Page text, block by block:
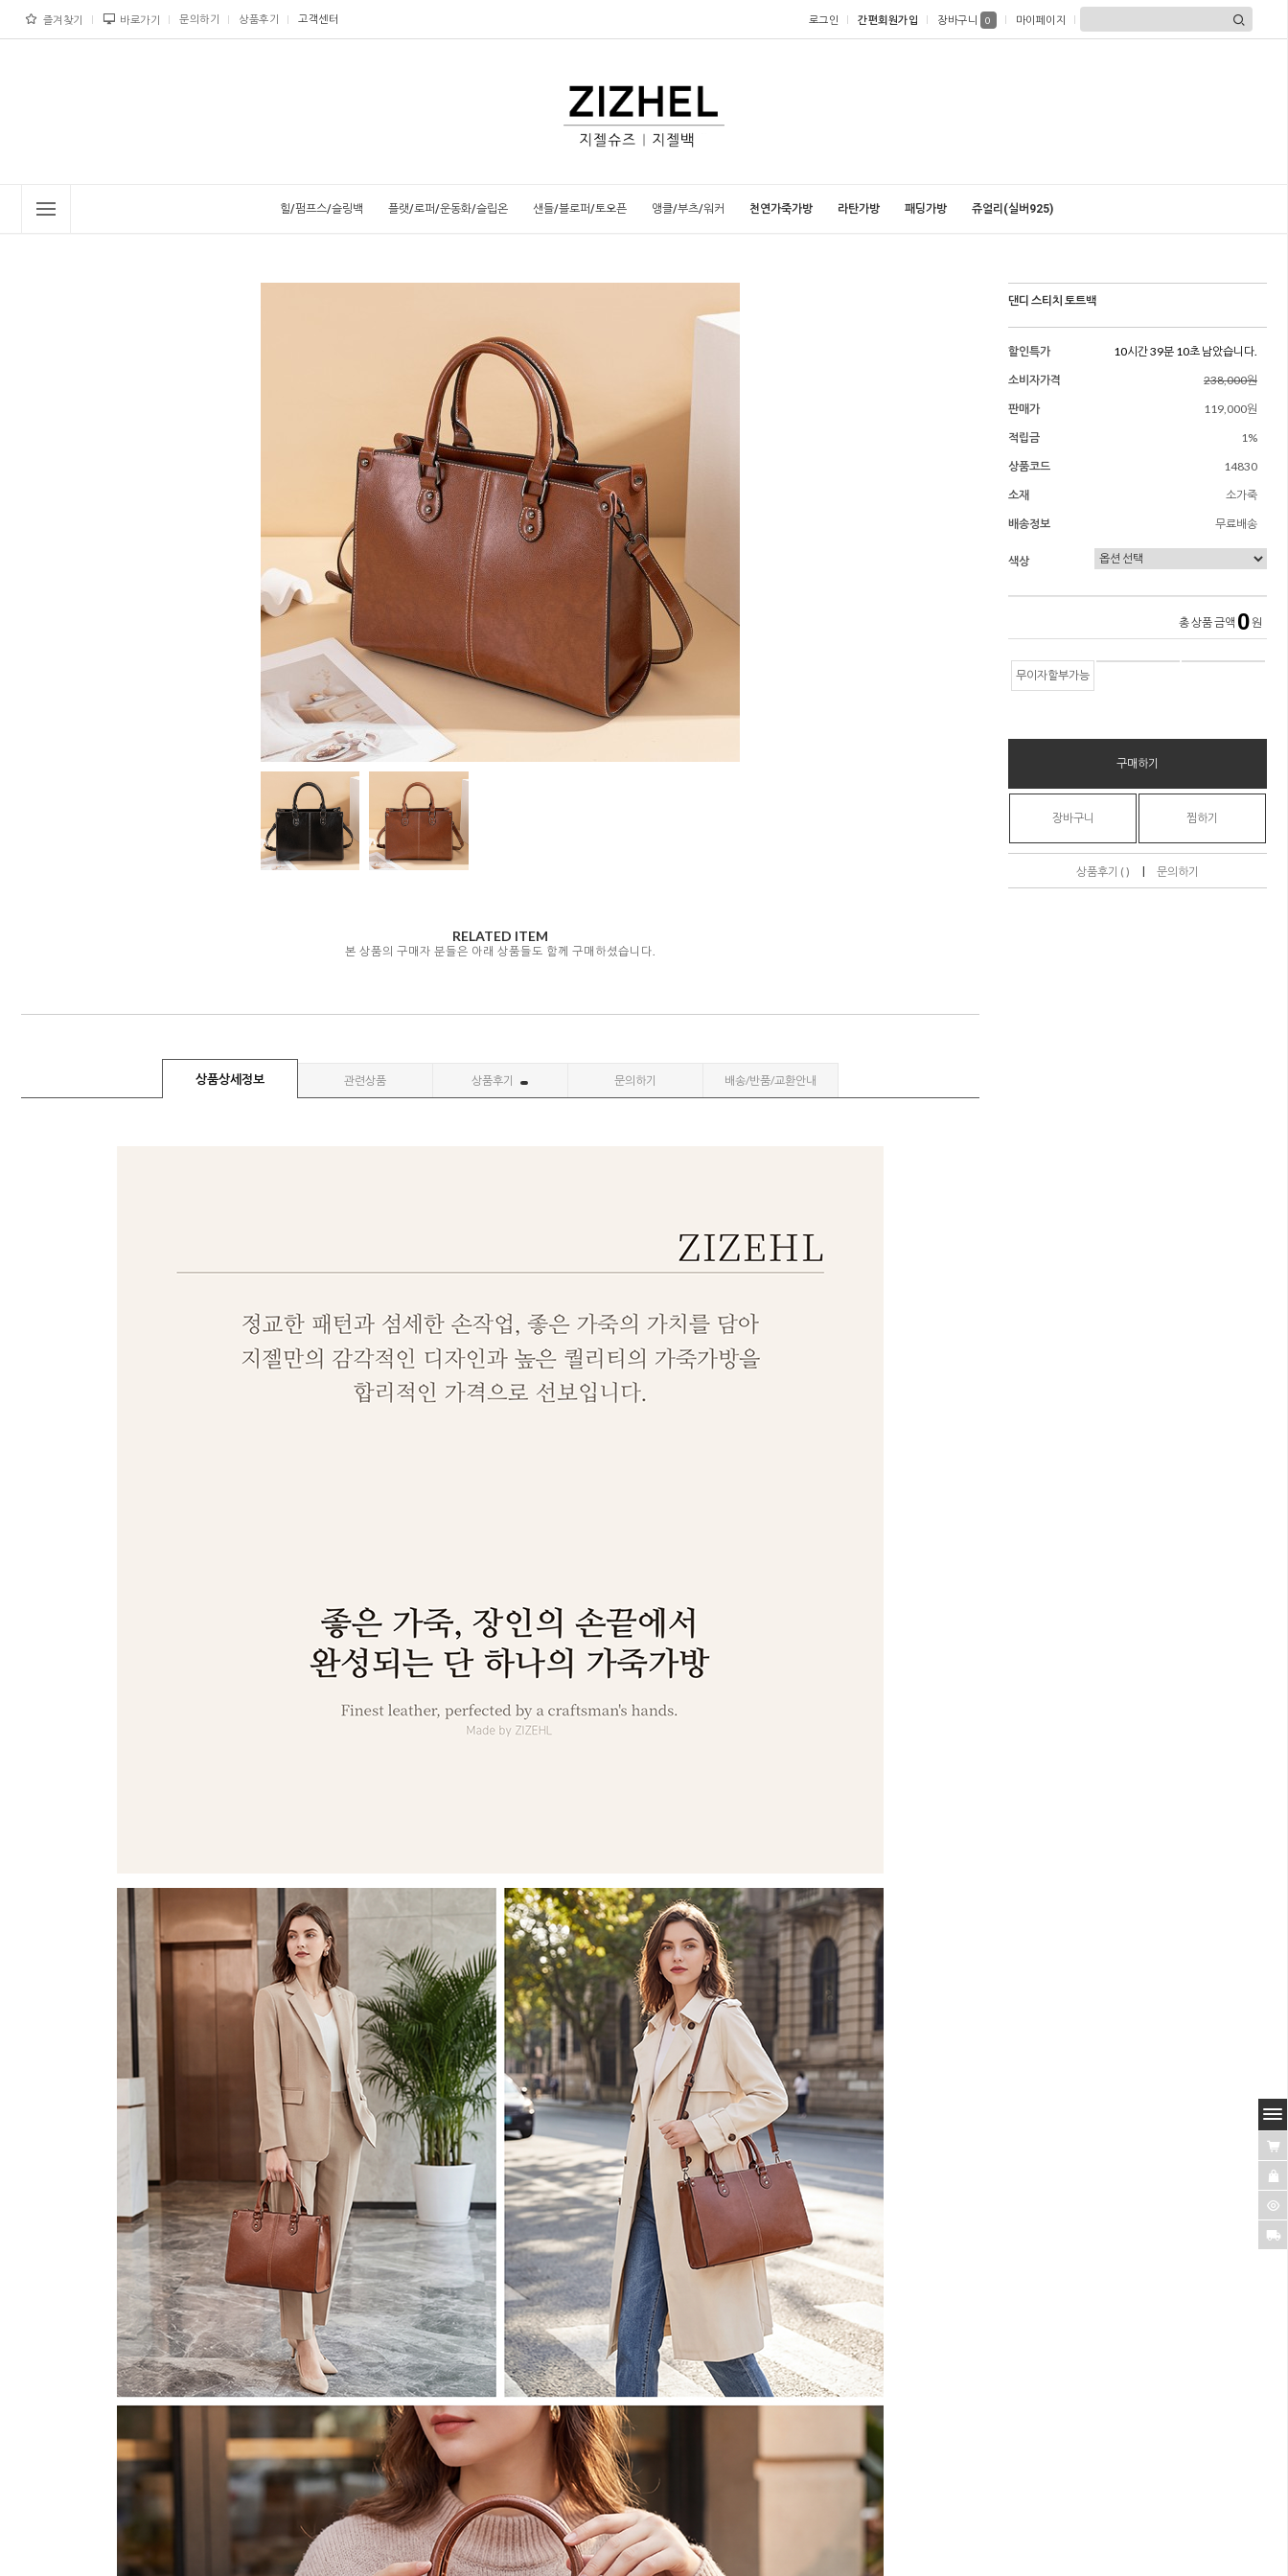
즐겨찾기 바로가기 문의하기 상품후기 고객센터 로그인 간편회원가입 장바구니 0 마이페이지
힐/펌프스/슬링백 플랫/로퍼/운동화/슬립온 샌들/블로퍼/토오픈 앵클/부츠/워커 천연가죽가방 라탄가방 패딩가방 쥬얼리(실버925)
RELATED ITEM
본 상품의 구매자 분들은 아래 상품들도 함께 구매하셨습니다.
상품상세정보 관련상품 상품후기 문의하기 배송/반품/교환안내
댄디 스티치 토트백
할인특가
10시간 39분 08초 남았습니다.
소비자가격
238,000원
판매가
119,000원
적립금
1%
상품코드
14830
소재
소가죽
배송정보
무료배송
색상
총 상품 금액 0 원
무이자할부가능
구매하기
장바구니 찜하기
상품후기 ( ) | 문의하기